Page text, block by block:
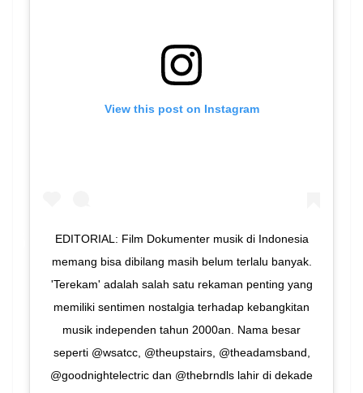
View this post on Instagram
EDITORIAL: Film Dokumenter musik di Indonesia
memang bisa dibilang masih belum terlalu banyak.
'Terekam' adalah salah satu rekaman penting yang
memiliki sentimen nostalgia terhadap kebangkitan
musik independen tahun 2000an. Nama besar
seperti @wsatcc, @theupstairs, @theadamsband,
@goodnightelectric dan @thebrndls lahir di dekade